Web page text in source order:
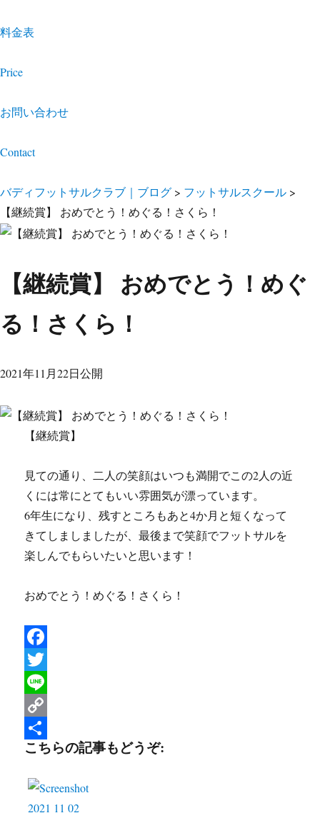
料金表
Price
お問い合わせ
Contact
バディフットサルクラブ｜ブログ > フットサルスクール >
【継続賞】 おめでとう！めぐる！さくら！
【継続賞】 おめでとう！めぐ
る！さくら！
2021年11月22日公開
【継続賞】
見ての通り、二人の笑顔はいつも満開でこの2人の近
くには常にとてもいい雰囲気が漂っています。
6年生になり、残すところもあと4か月と短くなって
きてしましましたが、最後まで笑顔でフットサルを
楽しんでもらいたいと思います！
おめでとう！めぐる！さくら！
F
a
c
e
b
T
w
t
L
n
C
o
共
こちらの記事もどうぞ: